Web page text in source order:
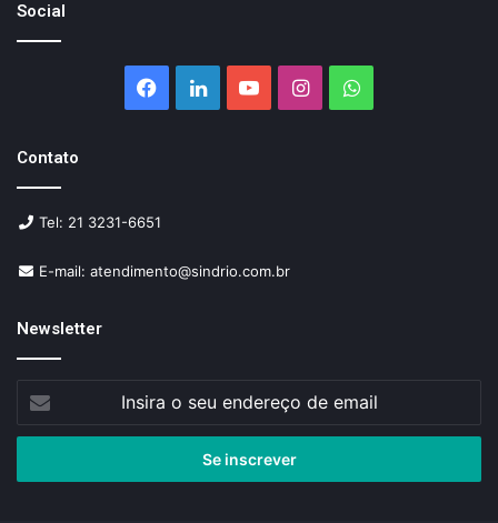
Social
Facebook
LinkedinYouTubeInstagramWhatsApp
Contato
Tel: 21 3231-6651
E-mail: atendimento@sindrio.com.br
Newsletter
seu
de